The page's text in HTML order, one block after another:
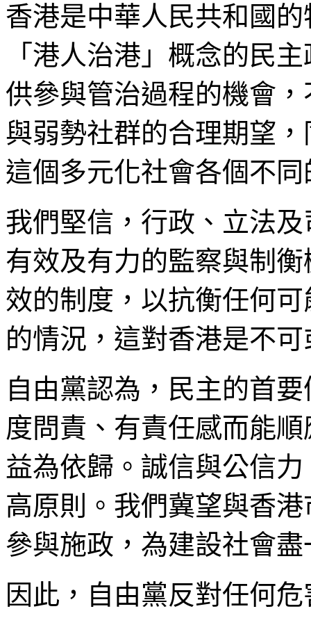
香港是中華人民共和國
「港人治港」概念的民
供參與管治過程的機會
與弱勢社群的合理期望
這個多元化社會各個不
我們堅信，行政、立法
有效及有力的監察與制
效的制度，以抗衡任何
的情況，這對香港是不
自由黨認為，民主的首
度問責、有責任感而能
益為依歸。誠信與公信
高原則。我們冀望與香
參與施政，為建設社會
因此，自由黨反對任何